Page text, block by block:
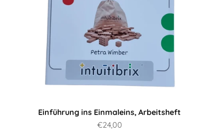
Einführung ins Einmaleins, Arbeitsheft
Prezzo scontato
€24,00